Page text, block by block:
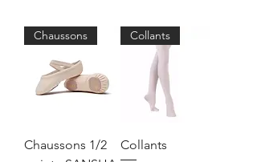
Chaussons
Chaussons 1/2
Collants
Collants